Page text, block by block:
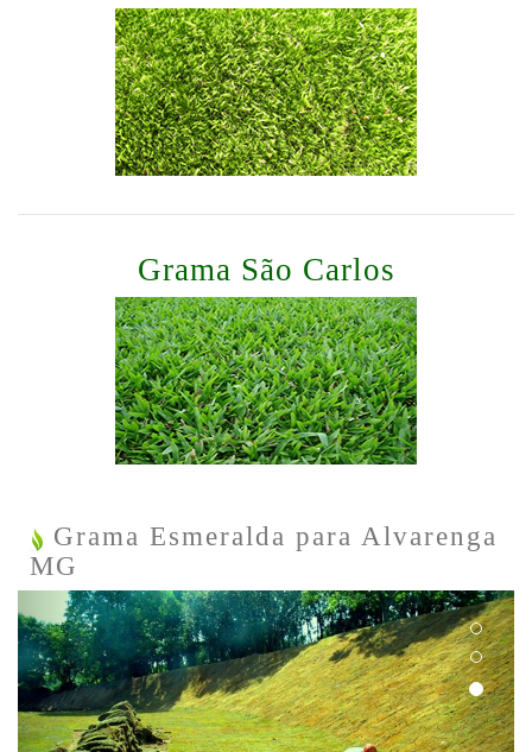
Grama São Carlos
Grama Esmeralda para Alvarenga
MG
Previous Next